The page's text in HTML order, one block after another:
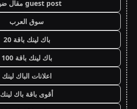
guest post مقال ضيف
سوق العرب
باك لينك باقة 20
باك لينك باقة 100
اعلانات الباك لينك
أقوى باقة باك لينك